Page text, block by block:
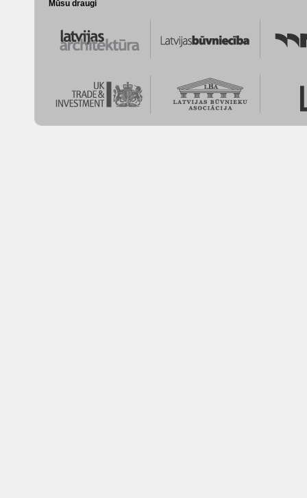
Mūsu draugi